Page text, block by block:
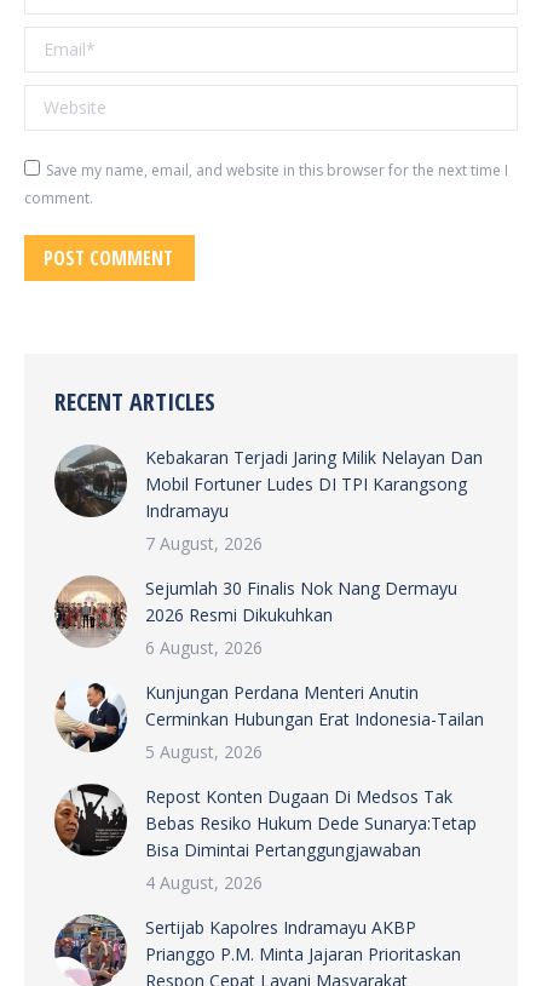
Email *
Website
Save my name, email, and website in this browser for the next time I
comment.
POST COMMENT
RECENT ARTICLES
Kebakaran Terjadi Jaring Milik Nelayan Dan
Mobil Fortuner Ludes DI TPI Karangsong
Indramayu
7 August, 2026
Sejumlah 30 Finalis Nok Nang Dermayu
2026 Resmi Dikukuhkan
6 August, 2026
Kunjungan Perdana Menteri Anutin
Cerminkan Hubungan Erat Indonesia-Tailan
5 August, 2026
Repost Konten Dugaan Di Medsos Tak
Bebas Resiko Hukum Dede Sunarya:Tetap
Bisa Dimintai Pertanggungjawaban
4 August, 2026
Sertijab Kapolres Indramayu AKBP
Prianggo P.M. Minta Jajaran Prioritaskan
Respon Cepat Layani Masyarakat